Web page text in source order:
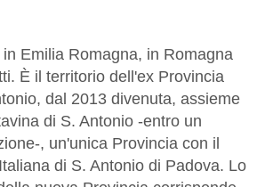
Emilia Romagna, in Romagna
È il territorio dell'ex Provincia
dal 2013 divenuta, assieme
di S. Antonio -entro un
, un'unica Provincia con il
di S. Antonio di Padova. Lo